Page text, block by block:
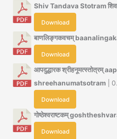
Shiv Tandava Stotram शिव
Download
बाणलिङ्गकवचम्
Download
आपदुद्धारक श्रीहनूमत्स्तोत्रम्
shreehanumatsotram |
Download
गोष्ठेश्वराष्टकम्
Download